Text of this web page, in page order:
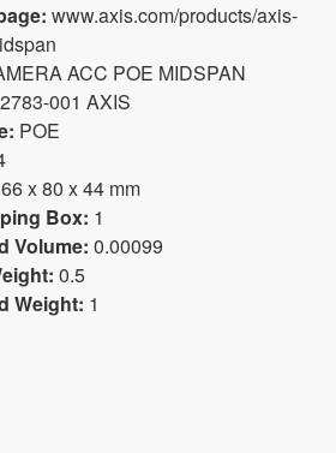
www.axis.com/products/axis-
ACC POE MIDSPAN
001 AXIS
POE
x 80 x 44 mm
Box: 1
Volume: 0.00099
0.5
Weight: 1